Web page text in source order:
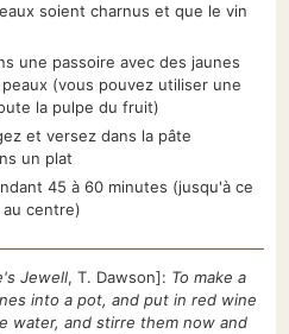
soient charnus et que le vin
une passoire avec des jaunes
(vous pouvez utiliser une
la pulpe du fruit)
et versez dans la pâte
un plat
45 à 60 minutes (jusqu'à ce
centre)
Jewell, T. Dawson]: To make a
into a pot, and put in red wine
water, and stirre them now and